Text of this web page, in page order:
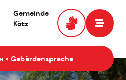
Gemeinde
Kötz
» Gebärdensprache